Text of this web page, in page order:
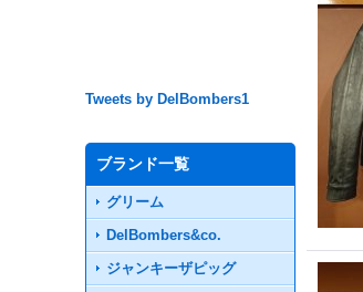
Tweets by DelBombers1
ブランド一覧
グリーム
DelBombers&co.
ジャンキーザピッグ